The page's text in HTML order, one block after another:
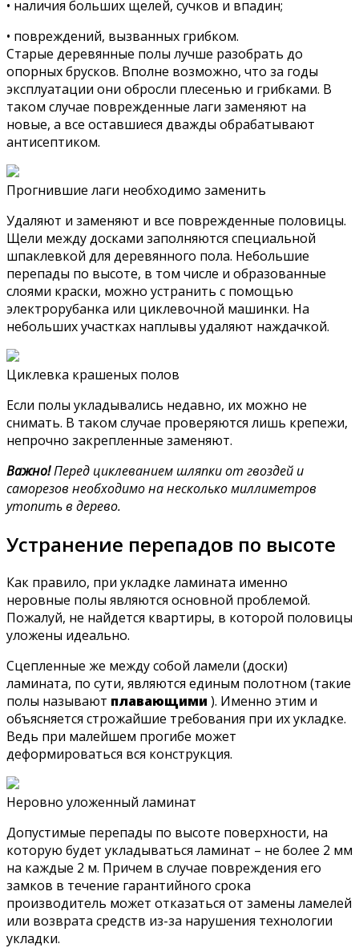
• наличия больших щелей, сучков и впадин;
• повреждений, вызванных грибком.
Старые деревянные полы лучше разобрать до
опорных брусков. Вполне возможно, что за годы
эксплуатации они обросли плесенью и грибками. В
таком случае поврежденные лаги заменяют на
новые, а все оставшиеся дважды обрабатывают
антисептиком.
Прогнившие лаги необходимо заменить
Удаляют и заменяют и все поврежденные половицы.
Щели между досками заполняются специальной
шпаклевкой для деревянного пола. Небольшие
перепады по высоте, в том числе и образованные
слоями краски, можно устранить с помощью
электрорубанка или циклевочной машинки. На
небольших участках наплывы удаляют наждачкой.
Циклевка крашеных полов
Если полы укладывались недавно, их можно не
снимать. В таком случае проверяются лишь крепежи,
непрочно закрепленные заменяют.
Важно!Перед циклеванием шляпки от гвоздей и
саморезов необходимо на несколько миллиметров
утопить в дерево.
Устранение перепадов по высоте
Как правило, при укладке ламината именно
неровные полы являются основной проблемой.
Пожалуй, не найдется квартиры, в которой половицы
уложены идеально.
Сцепленные же между собой ламели (доски)
ламината, по сути, являются единым полотном (такие
полы называют плавающими ). Именно этим и
объясняется строжайшие требования при их укладке.
Ведь при малейшем прогибе может
деформироваться вся конструкция.
Неровно уложенный ламинат
Допустимые перепады по высоте поверхности, на
которую будет укладываться ламинат – не более 2 мм
на каждые 2 м. Причем в случае повреждения его
замков в течение гарантийного срока
производитель может отказаться от замены ламелей
или возврата средств из-за нарушения технологии
укладки.